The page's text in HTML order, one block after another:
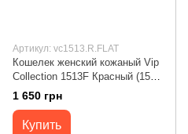
Артикул: vc1513.R.FLAT
Кошелек женский кожаный Vip
Collection 1513F Красный (1513
R FLAT) vc1513.R.FLAT
1 650 грн
Купить